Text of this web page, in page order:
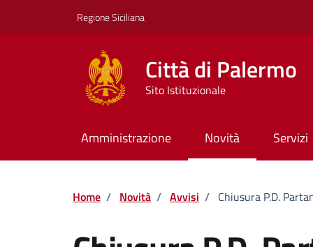
Regione Siciliana
Città di Palermo
Sito Istituzionale
Amministrazione Novità Servizi
Home / Novità / Avvisi / Chiusura P.D.